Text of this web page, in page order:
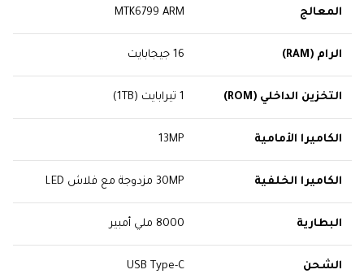
المعالج MTK6799 ARM
الرام (RAM) 16 جيجابايت
التخزين الداخلي (ROM) 1 تيرابايت (1TB)
الكاميرا الأمامية 13MP
الكاميرا الخلفية 30MP مزدوجة مع فلاش LED
البطارية 8000 ملي أمبير
الشحن USB Type-C